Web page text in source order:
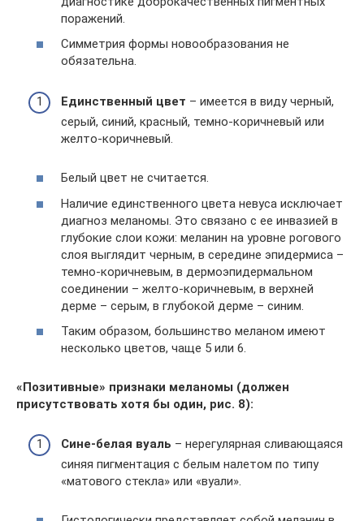
поражений.
Симметрия формы новообразования не
обязательна.
Единственный цвет – имеется в виду черный,
серый, синий, красный, темно-коричневый или
желто-коричневый.
Белый цвет не считается.
Наличие единственного цвета невуса исключает
диагноз меланомы. Это связано с ее инвазией в
глубокие слои кожи: меланин на уровне рогового
слоя выглядит черным, в середине эпидермиса –
темно-коричневым, в дермоэпидермальном
соединении – желто-коричневым, в верхней
дерме – серым, в глубокой дерме – синим.
Таким образом, большинство меланом имеют
несколько цветов, чаще 5 или 6.
«Позитивные» признаки меланомы (должен
присутствовать хотя бы один, рис. 8):
Сине-белая вуаль – нерегулярная сливающаяся
синяя пигментация с белым налетом по типу
«матового стекла» или «вуали».